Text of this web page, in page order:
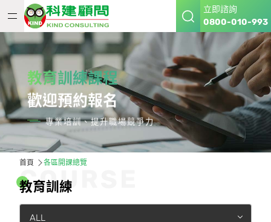
立即諮詢
0800-010-993
教育訓練課程
歡迎預約報名
專業培訓、提升職場競爭力
首頁 各區開課總覽
教育訓 練
COU
ALL